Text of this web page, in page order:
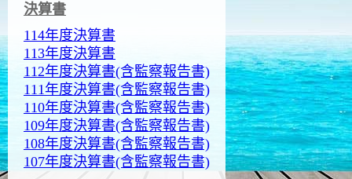
決算書
114年度決算書
113年度決算書
112年度決算書(含監察報告書)
111年度決算書(含監察報告書)
110年度決算書(含監察報告書)
109年度決算書(含監察報告書)
108年度決算書(含監察報告書)
107年度決算書(含監察報告書)